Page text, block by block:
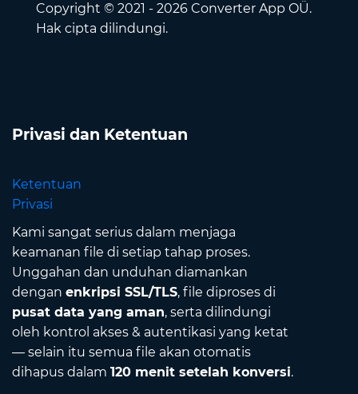
Copyright © 2021 - 2026 Converter App OÜ.
Hak cipta dilindungi.
Privasi dan Ketentuan
Ketentuan
Privasi
Kami sangat serius dalam menjaga
keamanan file di setiap tahap proses.
Unggahan dan unduhan diamankan
dengan enkripsi SSL/TLS, file diproses di
pusat data yang aman, serta dilindungi
oleh kontrol akses & autentikasi yang ketat
— selain itu semua file akan otomatis
dihapus dalam 120 menit setelah konversi.